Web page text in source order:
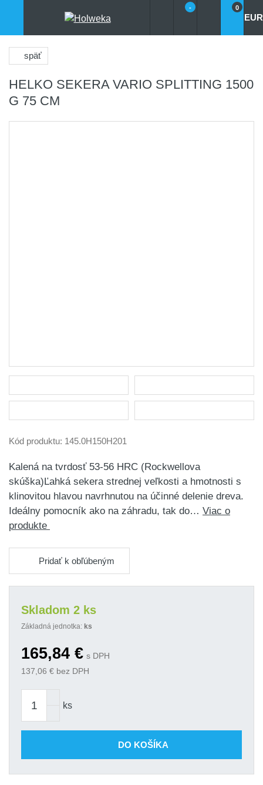
- 0
EUR
späť
HELKO SEKERA VARIO SPLITTING 1500
G 75 CM
Kód produktu: 145.0H150H201
Kalená na tvrdosť 53-56 HRC (Rockwellova
skúška)Ľahká sekera strednej veľkosti a hmotnosti s
klinovitou hlavou navrhnutou na účinné delenie dreva.
Ideálny pomocník ako na záhradu, tak do… Viac o
produkte
Pridať k obľúbeným
Skladom 2 ks
Základná jednotka: ks
165,84 € s DPH
137,06 € bez DPH
ks
DO KOŠÍKA